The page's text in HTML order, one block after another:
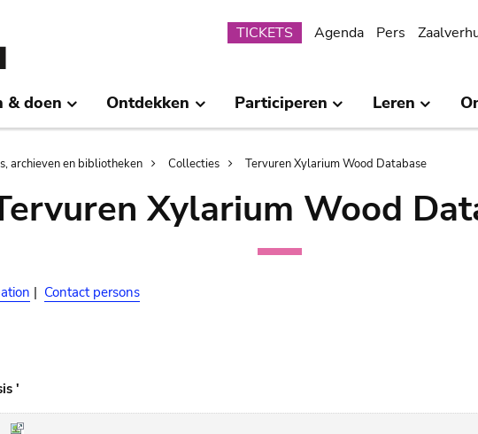
Submenu
TICKETS Agenda Pers
& doen Ontdekken Participeren Leren
archieven en bibliotheken Collecties Tervuren Xylarium Wood Database
Xylarium Wood
| Contact persons
'